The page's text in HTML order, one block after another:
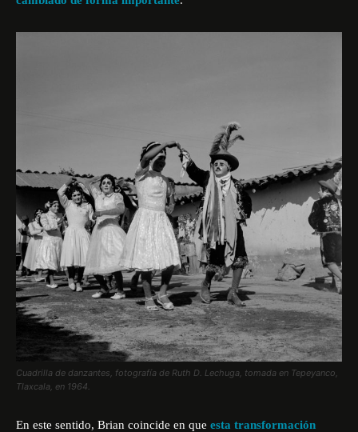
Cuadrilla de danzantes, fotografía de Ruth D. Lechuga, tomada en Tepeyanco,
Tlaxcala, en 1964.
En este sentido, Brian coincide en que esta transformación